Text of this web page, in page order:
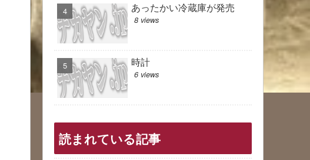
あったかい冷蔵庫が発売
8 views
時計
6 views
読まれている記事